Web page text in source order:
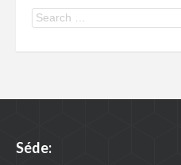
Séde: